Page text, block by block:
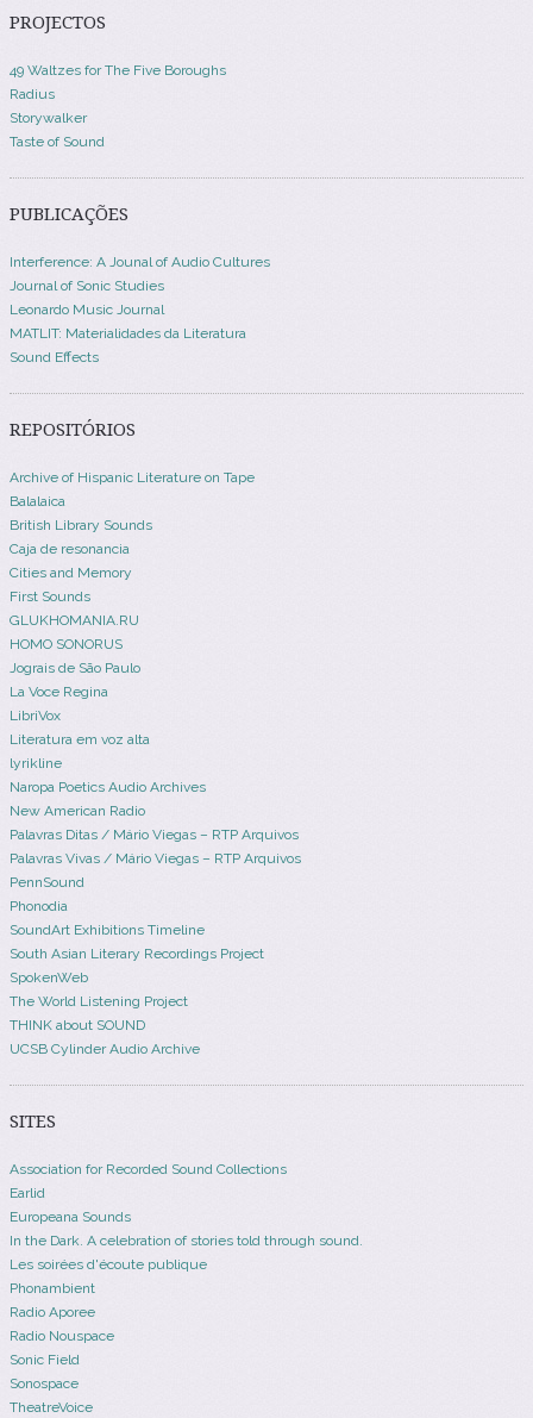
PROJECTOS
49 Waltzes for The Five Boroughs
Radius
Storywalker
Taste of Sound
PUBLICAÇÕES
Interference: A Jounal of Audio Cultures
Journal of Sonic Studies
Leonardo Music Journal
MATLIT: Materialidades da Literatura
Sound Effects
REPOSITÓRIOS
Archive of Hispanic Literature on Tape
Balalaica
British Library Sounds
Caja de resonancia
Cities and Memory
First Sounds
GLUKHOMANIA.RU
HOMO SONORUS
Jograis de São Paulo
La Voce Regina
LibriVox
Literatura em voz alta
lyrikline
Naropa Poetics Audio Archives
New American Radio
Palavras Ditas / Mário Viegas – RTP Arquivos
Palavras Vivas / Mário Viegas – RTP Arquivos
PennSound
Phonodia
SoundArt Exhibitions Timeline
South Asian Literary Recordings Project
SpokenWeb
The World Listening Project
THINK about SOUND
UCSB Cylinder Audio Archive
SITES
Association for Recorded Sound Collections
Earlid
Europeana Sounds
In the Dark. A celebration of stories told through sound.
Les soirées d'écoute publique
Phonambient
Radio Aporee
Radio Nouspace
Sonic Field
Sonospace
TheatreVoice